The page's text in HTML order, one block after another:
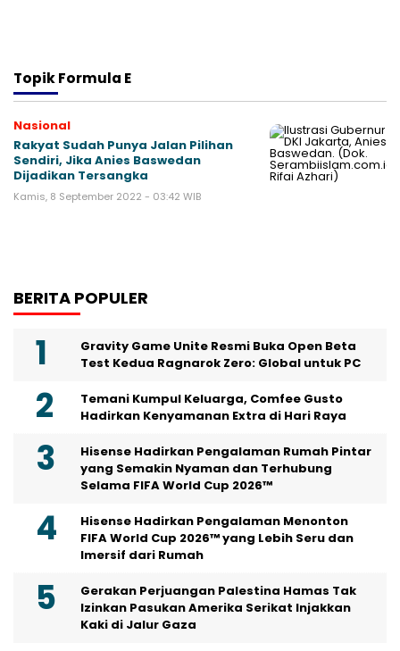
TopikFormula E
Nasional
Rakyat Sudah Punya Jalan Pilihan
Sendiri, Jika Anies Baswedan
Dijadikan Tersangka
Kamis, 8 September 2022 - 03:42 WIB
BERITA POPULER
Gravity Game Unite Resmi Buka Open Beta
Test Kedua Ragnarok Zero: Global untuk PC
Temani Kumpul Keluarga, Comfee Gusto
Hadirkan Kenyamanan Extra di Hari Raya
Hisense Hadirkan Pengalaman Rumah Pintar
yang Semakin Nyaman dan Terhubung
Selama FIFA World Cup 2026™
Hisense Hadirkan Pengalaman Menonton
FIFA World Cup 2026™ yang Lebih Seru dan
Imersif dari Rumah
Gerakan Perjuangan Palestina Hamas Tak
Izinkan Pasukan Amerika Serikat Injakkan
Kaki di Jalur Gaza